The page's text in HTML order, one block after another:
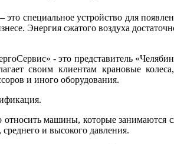
специальное устройство для
Энергия сжатого воздуха
- это представитель
своим клиентам крановые
и иного оборудования.
машины, которые занимаются
и высокого давления.